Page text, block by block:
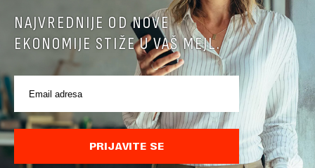
NAJVREDNIJE OD NOVE
EKONOMIJE STIŽE U VAŠ MEJL.
PRIJAVITE SE